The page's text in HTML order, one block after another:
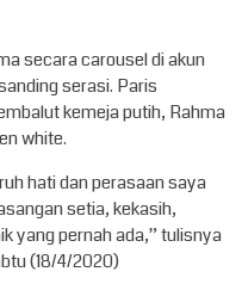
secara carousel di akun
serasi. Paris
kemeja putih, Rahma
white.
hati dan perasaan saya
setia, kekasih,
yang pernah ada,” tulisnya
(18/4/2020)